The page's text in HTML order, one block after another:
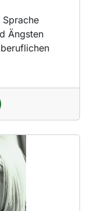
Sprache
Ängsten